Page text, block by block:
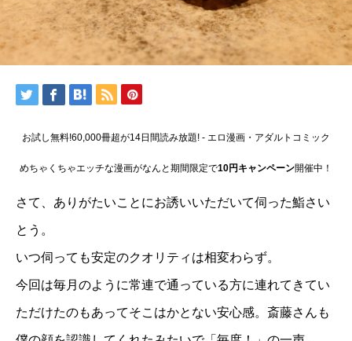
お試し無料!60,000冊超が14日間読み放題! - エロ漫画・アダルトコミック
めちゃくちゃエッチな漫画がなんと期間限定で10円キャンペーン開催中！
さて、ありがたいことにお誘いいただいて伺った鮨さい
とう。
いつ伺っても安定のクオリティは相変わらず。
今回は毎月のように常連で通っている方に連れてきてい
ただけたのもあってそこはかとない安心感。斎藤さんも